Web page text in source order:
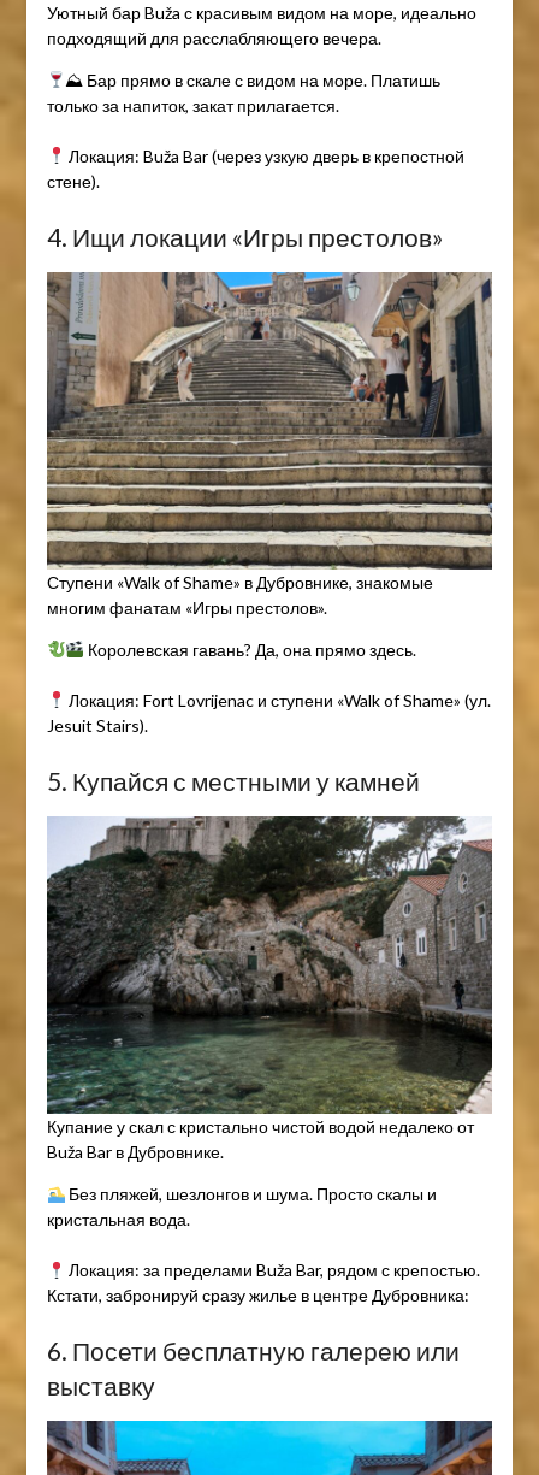
Уютный бар Buža с красивым видом на море, идеально
подходящий для расслабляющего вечера.
⛰ Бар прямо в скале с видом на море. Платишь
только за напиток, закат прилагается.
Локация: Buža Bar (через узкую дверь в крепостной
стене).
4. Ищи локации «Игры престолов»
Ступени «Walk of Shame» в Дубровнике, знакомые
многим фанатам «Игры престолов».
Королевская гавань? Да, она прямо здесь.
Локация: Fort Lovrijenac и ступени «Walk of Shame» (ул.
Jesuit Stairs).
5. Купайся с местными у камней
Купание у скал с кристально чистой водой недалеко от
Buža Bar в Дубровнике.
Без пляжей, шезлонгов и шума. Просто скалы и
кристальная вода.
Локация: за пределами Buža Bar, рядом с крепостью.
Кстати, забронируй сразу жилье в центре Дубровника:
6. Посети бесплатную галерею или
выставку